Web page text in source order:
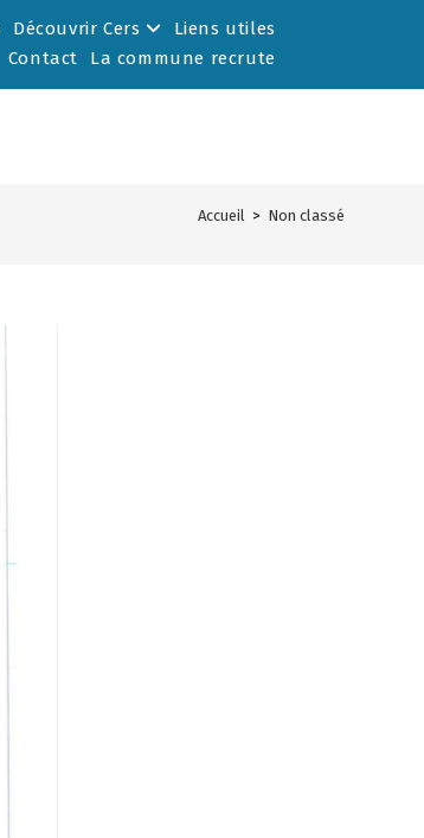
Découvrir Cers
Liens utiles
Contact
La commune recrute
Accueil > Non classé